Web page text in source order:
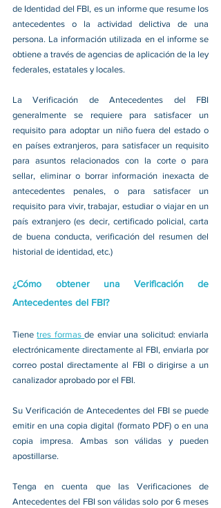
de Identidad del FBI, es un informe que resume los
antecedentes o la actividad delictiva de una
persona. La información utilizada en el informe se
obtiene a través de agencias de aplicación de la ley
federales, estatales y locales.
La Verificación de Antecedentes del FBI
generalmente se requiere para satisfacer un
requisito para adoptar un niño fuera del estado o
en países extranjeros, para satisfacer un requisito
para asuntos relacionados con la corte o para
sellar, eliminar o borrar información inexacta de
antecedentes penales, o para satisfacer un
requisito para vivir, trabajar, estudiar o viajar en un
país extranjero (es decir, certificado policial, carta
de buena conducta, verificación del resumen del
historial de identidad, etc.)
¿Cómo obtener una Verificación de
Antecedentes del FBI?
Tiene tres formas de enviar una solicitud: enviarla
electrónicamente directamente al FBI, enviarla por
correo postal directamente al FBI o dirigirse a un
canalizador aprobado por el FBI.
Su Verificación de Antecedentes del FBI se puede
emitir en una copia digital (formato PDF) o en una
copia impresa. Ambas son válidas y pueden
apostillarse.
Tenga en cuenta que las Verificaciones de
Antecedentes del FBI son válidas solo por 6 meses